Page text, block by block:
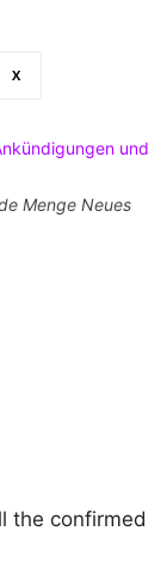
X
Menge Neues
the confirmed